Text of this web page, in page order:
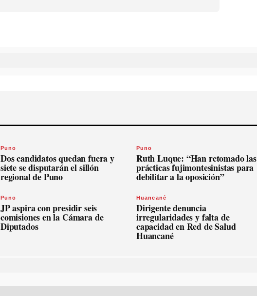
Puno
Dos candidatos quedan fuera y
siete se disputarán el sillón
regional de Puno
Puno
Ruth Luque: “Han retomado las
prácticas fujimontesinistas para
debilitar a la oposición”
Puno
JP aspira con presidir seis
comisiones en la Cámara de
Diputados
Huancané
Dirigente denuncia
irregularidades y falta de
capacidad en Red de Salud
Huancané